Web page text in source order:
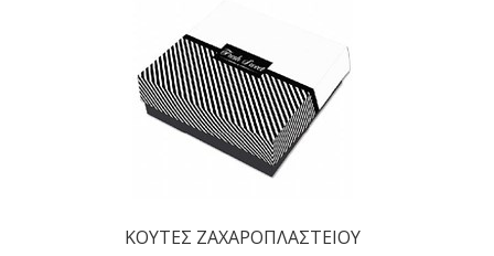
ΚΟΥΤΕΣ ΖΑΧΑΡΟΠΛΑΣΤΕΙΟΥ